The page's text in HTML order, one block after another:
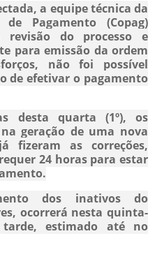
a equipe técnica da
Pagamento (Copag)
revisão do processo e
para emissão da ordem
não foi possível
de efetivar o pagamento
desta quarta (1º), os
geração de uma nova
fizeram as correções,
24 horas para estar
dos inativos do
ocorrerá nesta quinta-
estimado até no